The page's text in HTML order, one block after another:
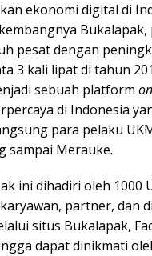
ekonomi digital di
Bukalapak,
pesat dengan
3 kali lipat di tahun
sebuah platform
di Indonesia
para pelaku
sampai Merauke.
ini dihadiri oleh 1000
partner, dan
situs Bukalapak,
dapat dinikmati